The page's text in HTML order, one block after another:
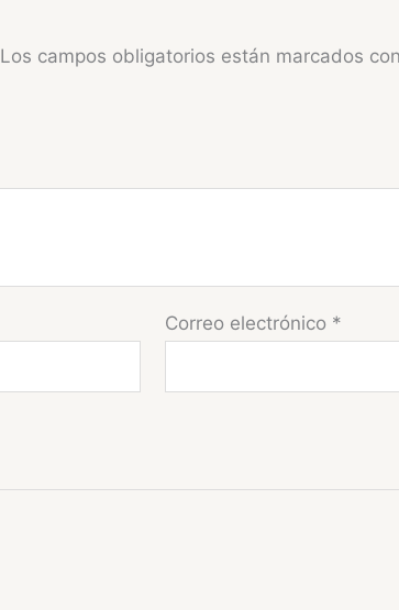
Los campos obligatorios están marcados
Correo electrónico *